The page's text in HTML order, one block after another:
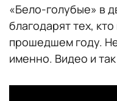
«Бело-голубые» в
благодарят тех,
прошедшем году.
именно. Видео и